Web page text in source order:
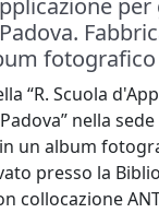
per
fotografico
“R. Scuola
nella sede
un album
presso la
collocazione